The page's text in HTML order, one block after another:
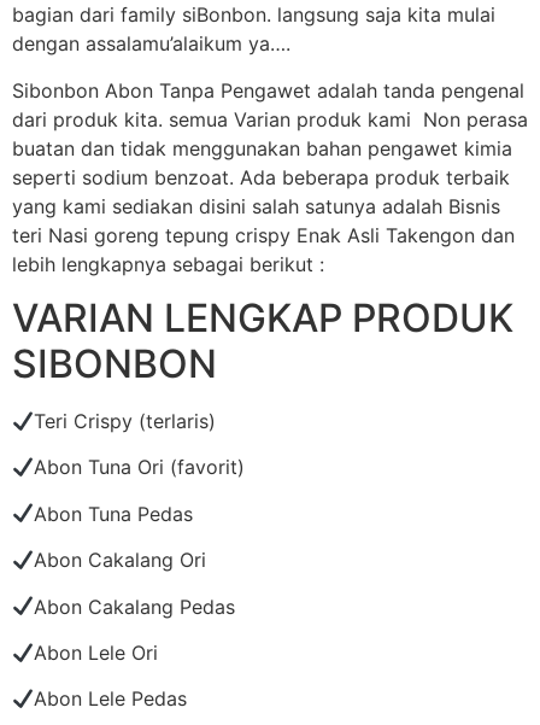
bagian dari family siBonbon. langsung saja kita mulai
dengan assalamu’alaikum ya….
Sibonbon Abon Tanpa Pengawet adalah tanda pengenal
dari produk kita. semua Varian produk kami Non perasa
buatan dan tidak menggunakan bahan pengawet kimia
seperti sodium benzoat. Ada beberapa produk terbaik
yang kami sediakan disini salah satunya adalah Bisnis
teri Nasi goreng tepung crispy Enak Asli Takengon dan
lebih lengkapnya sebagai berikut :
VARIAN LENGKAP PRODUK
SIBONBON
Teri Crispy (terlaris)
Abon Tuna Ori (favorit)
Abon Tuna Pedas
Abon Cakalang Ori
Abon Cakalang Pedas
Abon Lele Ori
Abon Lele Pedas